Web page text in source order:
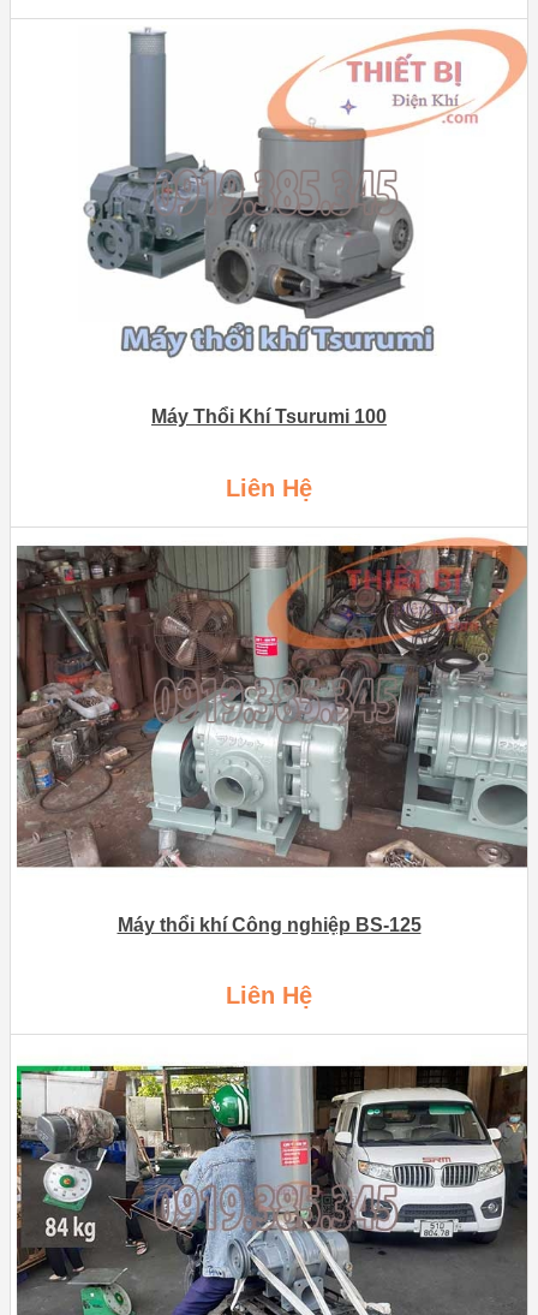
Máy Thổi Khí Tsurumi 100
Liên Hệ
Máy thổi khí Công nghiệp BS-125
Liên Hệ